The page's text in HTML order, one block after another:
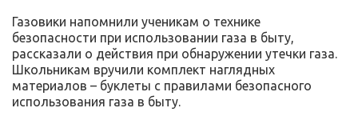
Газовики напомнили ученикам о технике
безопасности при использовании газа в быту,
рассказали о действия при обнаружении утечки газа.
Школьникам вручили комплект наглядных
материалов – буклеты с правилами безопасного
использования газа в быту.